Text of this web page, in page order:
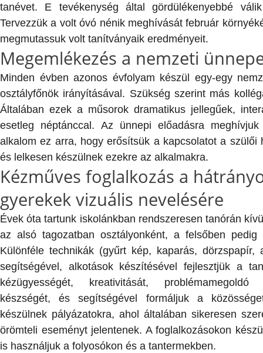
tanévet. E tevékenység által gördülékenyebbé
Tervezzük a volt óvó nénik meghívását február
megmutassuk volt tanítványaik eredményeit.
Megemlékezés a nemzeti
Minden évben azonos évfolyam készül egy-egy
osztályfőnök irányításával. Szükség szerint más
Általában ezek a műsorok dramatikus jellegűek,
esetleg néptánccal. Az ünnepi előadásra
alkalom ez arra, hogy erősítsük a kapcsolatot a szülői
és lelkesen készülnek ezekre az alkalmakra.
Kézműves foglalkozás a
gyerekek vizuális nevelésére
Évek óta tartunk iskolánkban rendszeresen tanórán
az alsó tagozatban osztályonként, a felsőben pedig
Különféle technikák (gyűrt kép, kaparás, dörzspapír,
segítségével, alkotások készítésével fejlesztjük a
kézügyességét, kreativitását, problémamegoldó
készségét, és segítségével formáljuk a
készülnek pályázatokra, ahol általában sikeresen
örömteli eseményt jelentenek. A foglalkozásokon
is használjuk a folyosókon és a tantermekben.